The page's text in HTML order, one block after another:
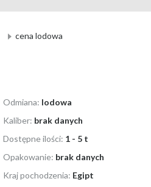
cena lodowa
Odmiana: lodowa
Kaliber: brak danych
Dostępne ilości: 1 - 5 t
Opakowanie: brak danych
Kraj pochodzenia: Egipt